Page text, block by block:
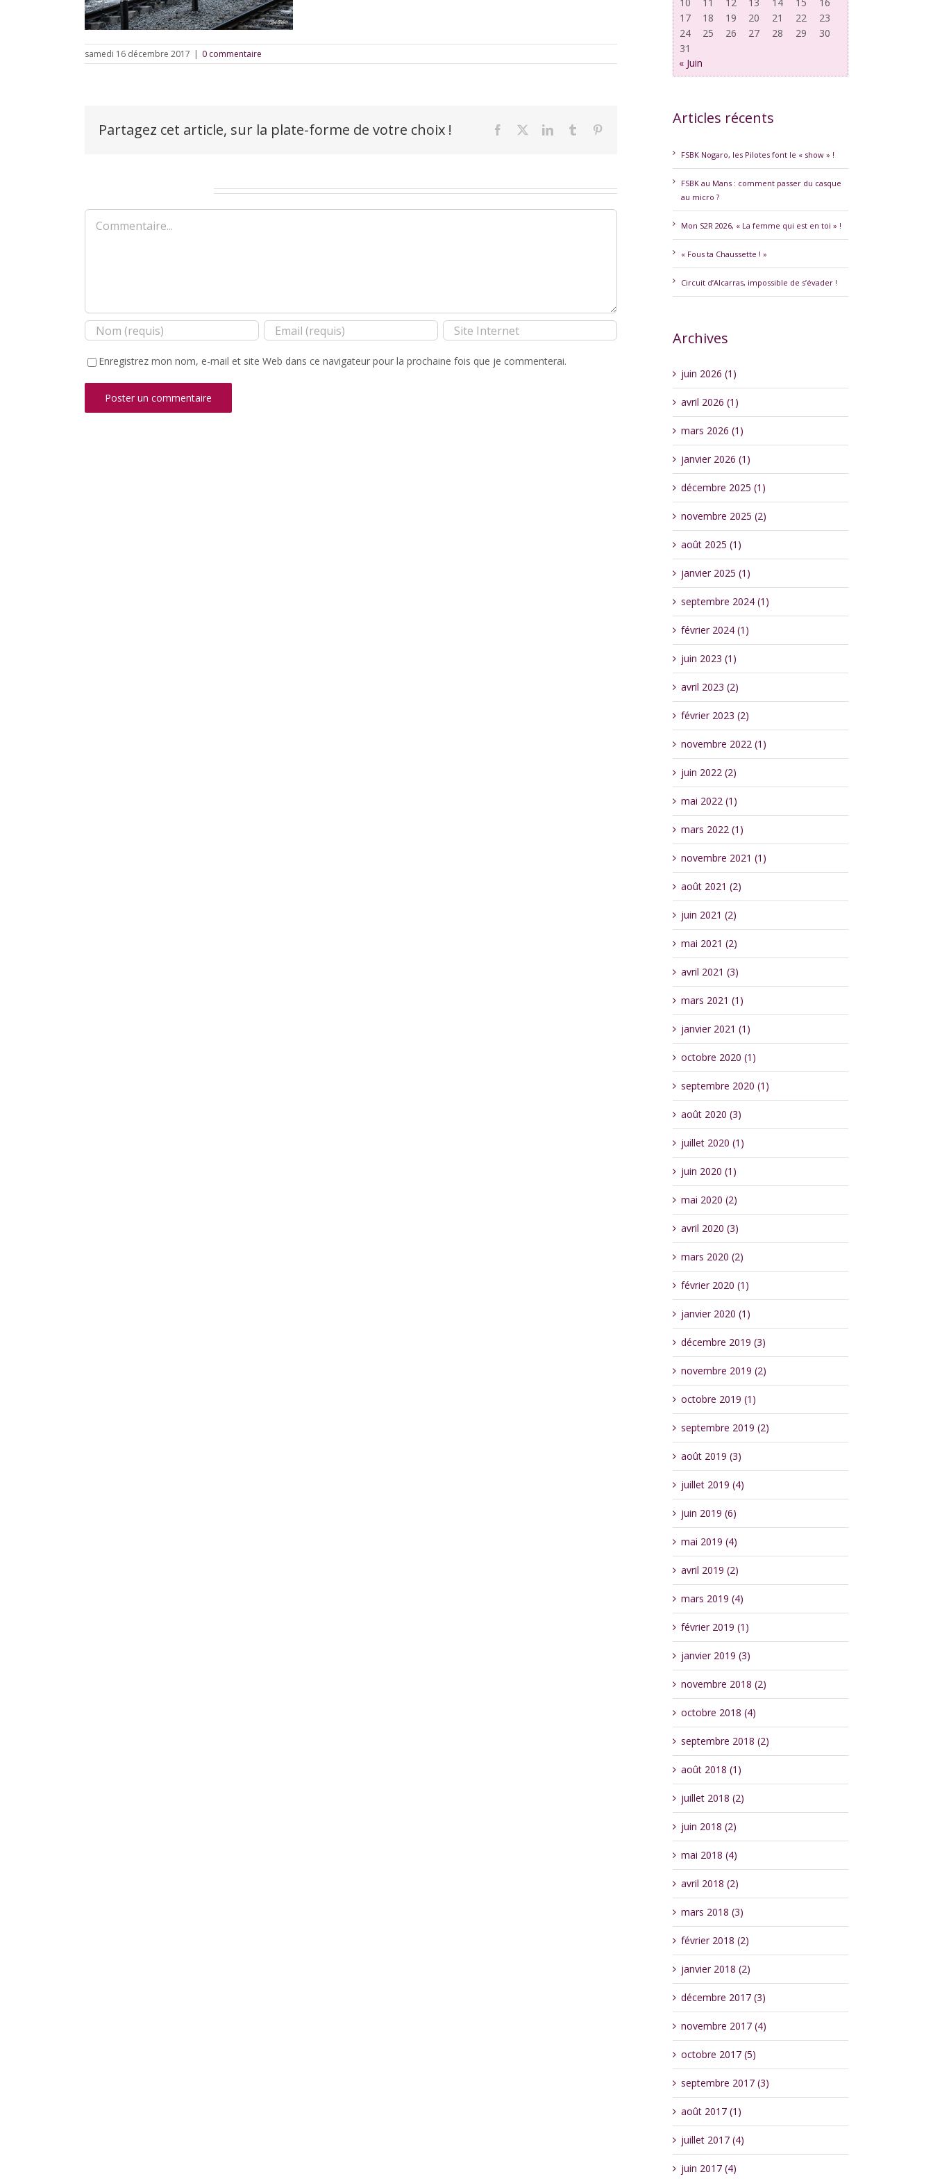
samedi 16 décembre 2017 | 0 commentaire
Partagez cet article, sur la plate-forme de votre choix ! Facebook LinkedInTumblr
Commentaire
Enregistrez mon nom, e-mail et site Web dans ce navigateur pour la prochaine fois que je commenterai.
17
18 19 20 21 22
23
24
25 26 27 28 29
30
31
« Juin
Articles récents
FSBK Nogaro, les Pilotes font le « show » !
FSBK au Mans : comment passer du casque
au micro ?
Mon S2R 2026, « La femme qui est en toi » !
« Fous ta Chaussette ! »
Circuit d’Alcarras, impossible de s’évader !
Archives
juin 2026 (1)
avril 2026 (1)
mars 2026 (1)
janvier 2026 (1)
décembre 2025 (1)
novembre 2025 (2)
août 2025 (1)
janvier 2025 (1)
septembre 2024 (1)
février 2024 (1)
juin 2023 (1)
avril 2023 (2)
février 2023 (2)
novembre 2022 (1)
juin 2022 (2)
mai 2022 (1)
mars 2022 (1)
novembre 2021 (1)
août 2021 (2)
juin 2021 (2)
mai 2021 (2)
avril 2021 (3)
mars 2021 (1)
janvier 2021 (1)
octobre 2020 (1)
septembre 2020 (1)
août 2020 (3)
juillet 2020 (1)
juin 2020 (1)
mai 2020 (2)
avril 2020 (3)
mars 2020 (2)
février 2020 (1)
janvier 2020 (1)
décembre 2019 (3)
novembre 2019 (2)
octobre 2019 (1)
septembre 2019 (2)
août 2019 (3)
juillet 2019 (4)
juin 2019 (6)
mai 2019 (4)
avril 2019 (2)
mars 2019 (4)
février 2019 (1)
janvier 2019 (3)
novembre 2018 (2)
octobre 2018 (4)
septembre 2018 (2)
août 2018 (1)
juillet 2018 (2)
juin 2018 (2)
mai 2018 (4)
avril 2018 (2)
mars 2018 (3)
février 2018 (2)
janvier 2018 (2)
décembre 2017 (3)
novembre 2017 (4)
octobre 2017 (5)
septembre 2017 (3)
août 2017 (1)
juillet 2017 (4)
juin 2017 (4)